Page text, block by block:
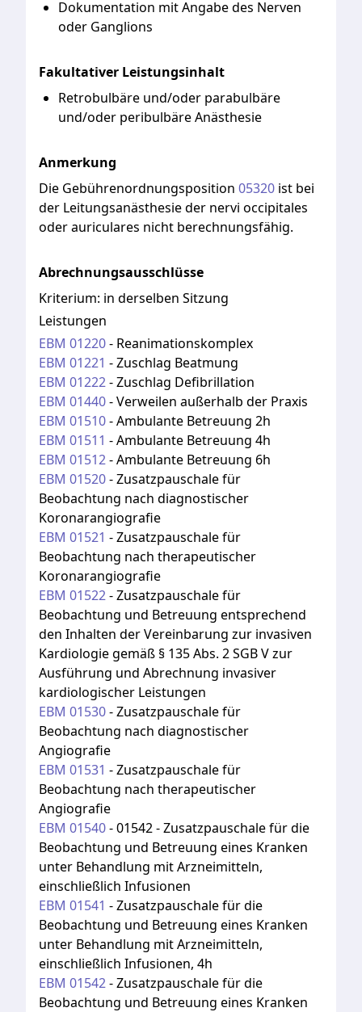
Dokumentation mit Angabe des Nerven
oder Ganglions
Fakultativer Leistungsinhalt
Retrobulbäre und/oder parabulbäre
und/oder peribulbäre Anästhesie
Anmerkung
Die Gebührenordnungsposition 05320 ist bei
der Leitungsanästhesieder nervi occipitales
oderauriculares nicht berechnungsfähig.
Abrechnungsausschlüsse
Kriterium: in derselben Sitzung
Leistungen
EBM 01220- Reanimationskomplex
EBM 01221 -Zuschlag Beatmung
EBM 01222-Zuschlag Defibrillation
EBM 01440-Verweilen außerhalb der Praxis
EBM 01510-Ambulante Betreuung 2h
EBM 01511 -Ambulante Betreuung 4h
EBM 01512-Ambulante Betreuung 6h
EBM 01520-Zusatzpauschale für
Beobachtung nach diagnostischer
Koronarangiografie
EBM 01521 -Zusatzpauschale für
Beobachtung nach therapeutischer
Koronarangiografie
EBM 01522-Zusatzpauschale für
Beobachtung und Betreuung entsprechend
den Inhalten der Vereinbarung zur invasiven
Kardiologie gemäß § 135 Abs. 2 SGB V zur
Ausführung und Abrechnung invasiver
kardiologischer Leistungen
EBM 01530-Zusatzpauschale für
Beobachtung nach diagnostischer
Angiografie
EBM 01531 -Zusatzpauschale für
Beobachtung nach therapeutischer
Angiografie
EBM 01540-01542 - Zusatzpauschale für die
Beobachtung und Betreuung eines Kranken
unter Behandlung mit Arzneimitteln,
einschließlich Infusionen
EBM 01541 -Zusatzpauschale für die
Beobachtung und Betreuung eines Kranken
unter Behandlung mit Arzneimitteln,
einschließlich Infusionen, 4h
EBM 01542-Zusatzpauschale für die
Beobachtung und Betreuung eines Kranken